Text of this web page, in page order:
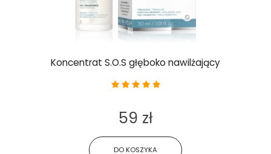
Koncentrat S.O.S głęboko nawilżający
DO KOSZYKA
59 zł